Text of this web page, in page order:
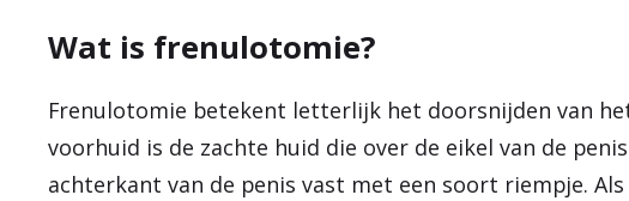
Wat is frenulotomie?
Frenulotomie betekent letterlijk het doorsnijden van
voorhuid is de zachte huid die over de eikel van de
achterkant van de penis vast met een soort riempje.